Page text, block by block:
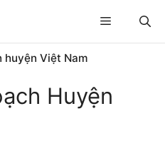
Menu
huyện Việt Nam
Huyện